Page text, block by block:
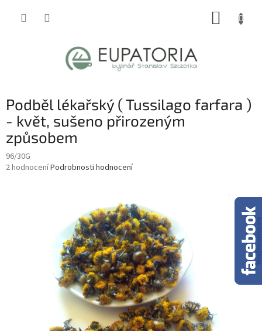
Podběl lékařský ( Tussilago farfara )
- květ, sušeno přirozeným
způsobem
96/30G
Průměrné
2 hodnoceníPodrobnosti hodnocení